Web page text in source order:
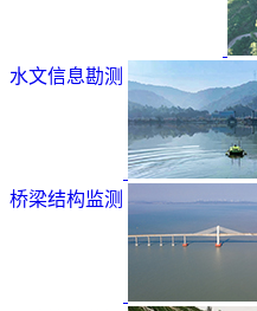
水文信息勘测
桥梁结构监测